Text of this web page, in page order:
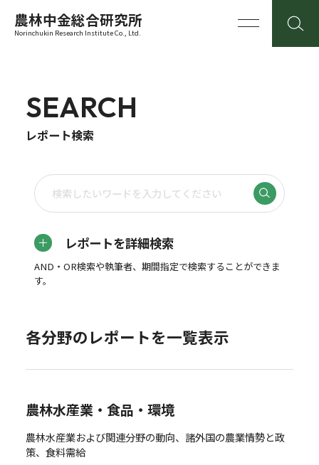
農林中金総合研究所
Norinchukin Research Institute Co., Ltd.
SEARCH
レポート検索
レポートを詳細検索
AND・OR検索や執筆者、期間指定で検索することができま
す。
各分野のレポートを一覧表示
農林水産業・食品・環境
農林水産業および関連分野の動向、諸外国の農業情勢と政
策、食料需給